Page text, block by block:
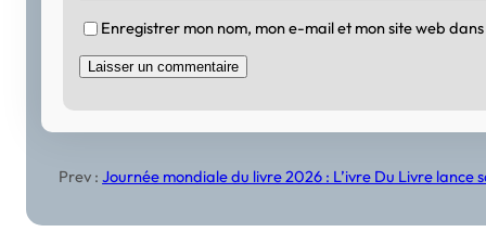
Enregistrer mon nom, mon e-mail et mon site web
Prev :Journée mondiale du livre 2026 : L’ivre Du Livre